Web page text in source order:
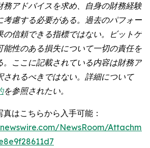
務アドバイスを求め、自身の財務経験
考慮する必要がある。過去のパフォー
の信頼できる指標ではない。ビットゲ
能性のある損失について一切の責任を
。ここに記載されている内容は財務ア
されるべきではない。詳細について
を参照されたい。
はこちらから入手可能：
NewsRoom/